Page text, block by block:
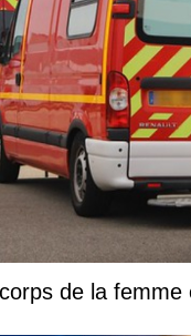
de la